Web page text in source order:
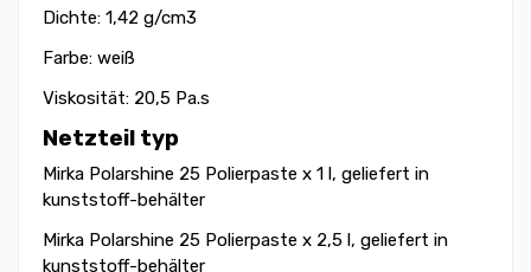
Dichte: 1,42 g/cm3
Farbe: weiß
Viskosität: 20,5 Pa.s
Netzteil typ
Mirka Polarshine 25 Polierpaste x 1 l, geliefert in
kunststoff-behälter
Mirka Polarshine 25 Polierpaste x 2,5 l, geliefert in
kunststoff-behälter